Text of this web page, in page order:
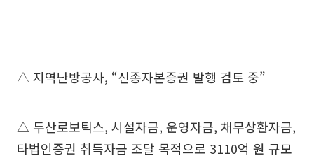
△ 지역난방공사, “신종자본증권 발행 검토 중”
△ 두산로보틱스, 시설자금, 운영자금, 채무상환자금,
타법인증권 취득자금 조달 목적으로 3110억 원 규모